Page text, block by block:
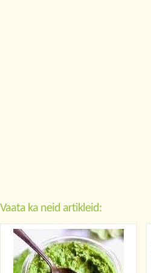
Vaata ka neid artikleid: